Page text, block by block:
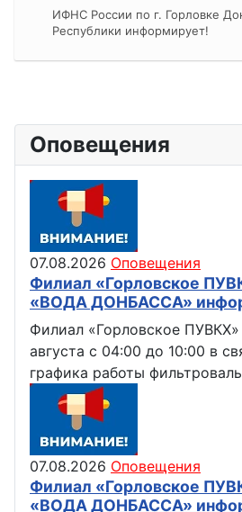
ИФНС России по г. Горловке
Республики информирует!
Оповещения
07.08.2026 Оповещения
Филиал «Горловское
«ВОДА ДОНБАССА»
Филиал «Горловское
августа с 04:00 до 10:00 в
графика работы
07.08.2026 Оповещения
Филиал «Горловское
«ВОДА ДОНБАССА»